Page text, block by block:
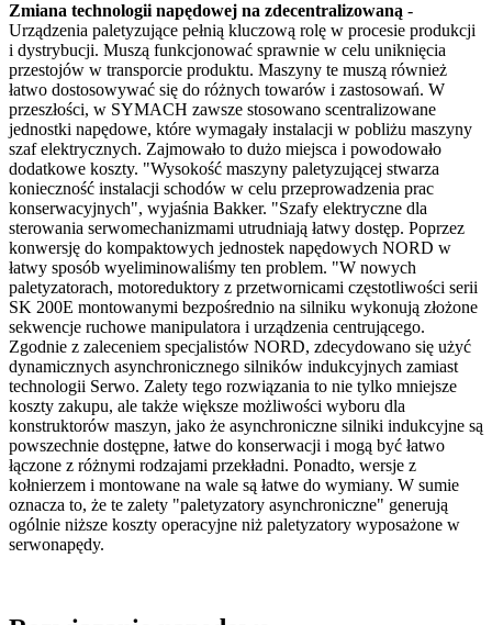
Zmiana technologii napędowej na zdecentralizowaną -
Urządzenia paletyzujące pełnią kluczową rolę w procesie produkcji
i dystrybucji. Muszą funkcjonować sprawnie w celu uniknięcia
przestojów w transporcie produktu. Maszyny te muszą również
łatwo dostosowywać się do różnych towarów i zastosowań. W
przeszłości, w SYMACH zawsze stosowano scentralizowane
jednostki napędowe, które wymagały instalacji w pobliżu maszyny
szaf elektrycznych. Zajmowało to dużo miejsca i powodowało
dodatkowe koszty. "Wysokość maszyny paletyzującej stwarza
konieczność instalacji schodów w celu przeprowadzenia prac
konserwacyjnych", wyjaśnia Bakker. "Szafy elektryczne dla
sterowania serwomechanizmami utrudniają łatwy dostęp. Poprzez
konwersję do kompaktowych jednostek napędowych NORD w
łatwy sposób wyeliminowaliśmy ten problem. "W nowych
paletyzatorach, motoreduktory z przetwornicami częstotliwości serii
SK 200E montowanymi bezpośrednio na silniku wykonują złożone
sekwencje ruchowe manipulatora i urządzenia centrującego.
Zgodnie z zaleceniem specjalistów NORD, zdecydowano się użyć
dynamicznych asynchronicznego silników indukcyjnych zamiast
technologii Serwo. Zalety tego rozwiązania to nie tylko mniejsze
koszty zakupu, ale także większe możliwości wyboru dla
konstruktorów maszyn, jako że asynchroniczne silniki indukcyjne są
powszechnie dostępne, łatwe do konserwacji i mogą być łatwo
łączone z różnymi rodzajami przekładni. Ponadto, wersje z
kołnierzem i montowane na wale są łatwe do wymiany. W sumie
oznacza to, że te zalety "paletyzatory asynchroniczne" generują
ogólnie niższe koszty operacyjne niż paletyzatory wyposażone w
serwonapędy.